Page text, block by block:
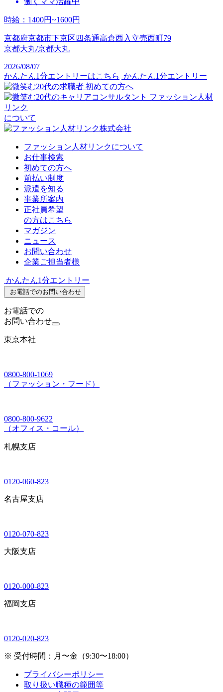
時給 ： 1400円~1600円
京都府京都市下京区四条通高倉西入立売西町79
京都大丸/京都大丸
2026/08/07
かんたん1分エントリーはこちら かんたん1分エントリー
初めての方へ
ファッション人材
リンク
について
ファッション人材リンクについて
お仕事検索
初めての方へ
前払い制度
派遣を知る
事業所案内
正社員希望
の方はこちら
マガジン
ニュース
お問い合わせ
企業ご担当者様
かんたん1分エントリー
お電話でのお問い合わせ
お電話での
お問い合わせ
東京本社
0800-800-1069
（ファッション・フード）
0800-800-9622
（オフィス・コール）
札幌支店
0120-060-823
名古屋支店
0120-070-823
大阪支店
0120-000-823
福岡支店
0120-020-823
※ 受付時間：月〜金（9:30〜18:00）
プライバシーポリシー
取り扱い職種の範囲等